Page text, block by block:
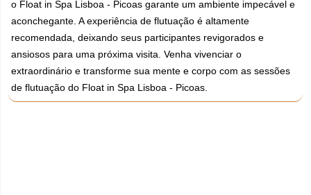
o Float in Spa Lisboa - Picoas garante um ambiente impecável e
aconchegante. A experiência de flutuação é altamente
recomendada, deixando seus participantes revigorados e
ansiosos para uma próxima visita. Venha vivenciar o
extraordinário e transforme sua mente e corpo com as sessões
de flutuação do Float in Spa Lisboa - Picoas.